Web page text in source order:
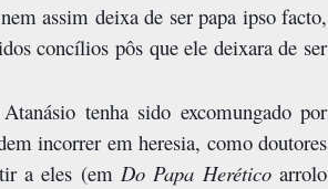
assim deixa de ser papa ipso facto,
concílios pôs que ele deixara de ser
tenha sido excomungado por
incorrer em heresia, como doutores
a eles (em Do Papa Heréticoarrolo